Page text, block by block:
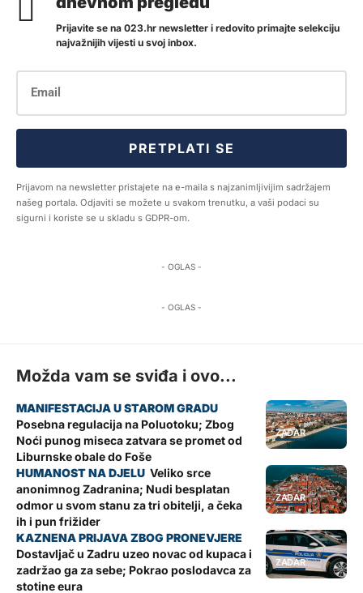
Prijavite se na 023.hr newsletter i redovito primajte selekciju
najvažnijih vijesti u svoj inbox.
PRETPLATI SE
Prijavom na newsletter pristajete na e-maila s najzanimljivijim sadržajem
našeg portala. Odjaviti se možete u svakom trenutku, a vaši podaci su
sigurni i koriste se u skladu s GDPR-om.
- OGLAS -
- OGLAS -
Možda vam se sviđa i ovo...
ZADAR
Posebna regulacija na Poluotoku; Zbog
Noći punog miseca zatvara se promet od
Liburnske obale do Foše
ZADAR
Veliko srce
anonimnog Zadranina; Nudi besplatan
odmor u svom stanu za tri obitelji, a čeka
ih i pun frižider
ZADAR
Dostavljač u Zadru uzeo novac od kupaca i
zadržao ga za sebe; Pokrao poslodavca za
stotine eura